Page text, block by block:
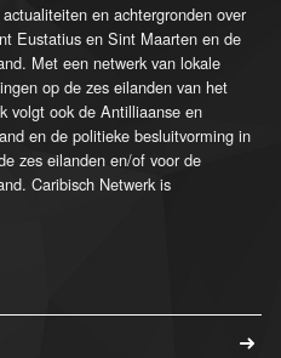
en achtergronden over
Eustatius en Sint Maarten en de
Met een netwerk van lokale
op de zes eilanden van het
volgt ook de Antilliaanse en
en de politieke besluitvorming in
zes eilanden en/of voor de
Caribisch Netwerk is